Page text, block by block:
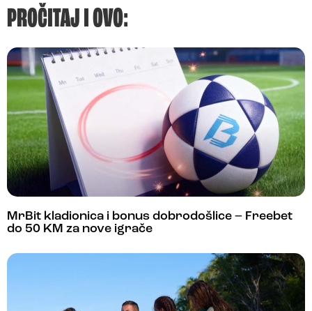
PROČITAJ I OVO:
MrBit kladionica i bonus dobrodošlice – Freebet
do 50 KM za nove igrače